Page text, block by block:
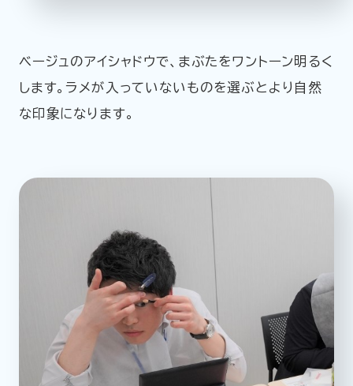
ベージュのアイシャドウで、まぶたをワントーン明るく
します。ラメが入っていないものを選ぶとより自然
な印象になります。